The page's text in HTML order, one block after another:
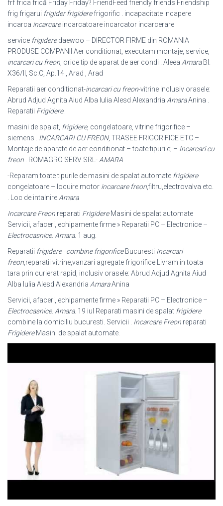
frf frica frică Friday Friday? FriendFeed friendly friends Friendship
frig frigarui frigider frigiderefrigorific . incapacitate incapere
incarca incarcareincarcatoare incarcator incarcerare
service frigideredaewoo – DIRECTOR FIRME din ROMANIA
PRODUSE COMPANII Aer conditionat, executam montaje, service,
incarcari cu freon , orice tip de aparat de aer condi . Aleea AmaraBl.
X36/II, Sc.C, Ap.14 , Arad , Arad
Reparatii aer conditionat-incarcari cu freon-vitrine inclusiv orasele:
Abrud Adjud Agnita Aiud Alba Iulia Alesd Alexandria AmaraAnina .
Reparatii Frigidere.
masini de spalat, frigidere, congelatoare, vitrine frigorifice –
siemens . INCARCARI CU FREON, TRASEE FRIGORIFICE ETC –
Montaje de aparate de aer conditionat – toate tipurile; – Incarcari cu
freon . ROMAGRO SERV SRL- AMARA
-Reparam toate tipurile de masini de spalat automate frigidere
congelatoare – Ilocuire motor incarcare freon,filtru,electrovalva etc.
. Loc de intalnire Amara
Incarcare Freon reparati FrigidereMasini de spalat automate
Servicii, afaceri, echipamente firme » Reparatii PC – Electronice –
Electrocasnice. Amara. 1 aug.
Reparatii frigidere–combine frigorificeBucuresti Incarcari
freon ,reparatii vitrine,vanzari agregate frigorifice Livram in toata
tara prin curierat rapid, inclusiv orasele: Abrud Adjud Agnita Aiud
Alba Iulia Alesd Alexandria AmaraAnina
Servicii, afaceri, echipamente firme » Reparatii PC – Electronice –
Electrocasnice. Amara. 19 iul Reparati masini de spalat frigidere
combine la domiciliu bucuresti. Servicii . Incarcare Freon reparati
FrigidereMasini de spalat automate.